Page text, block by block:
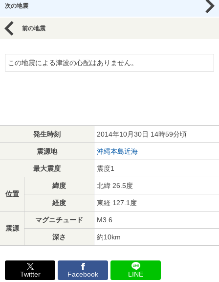
次の地震
前の地震
この地震による津波の心配はありません。
発生時刻 2014年10月30日 14時59分頃
震源地 沖縄本島近海
最大震度 震度1
位置
緯度 北緯 26.5度
経度 東経 127.1度
震源
マグニチュード M3.6
深さ 約10km
Twitter Facebook LINE